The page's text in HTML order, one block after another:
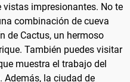
impresionantes. No te
combinación de cueva
de Cactus, un hermoso
También puedes visitar
muestra el trabajo del
Además, la ciudad de